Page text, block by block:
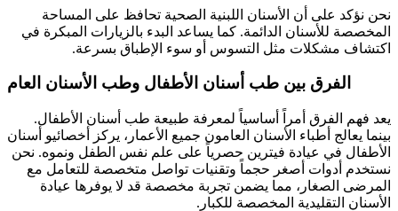
نحن نؤكد على أن الأسنان اللبنية الصحية تحافظ على المساحة
المخصصة للأسنان الدائمة. كما يساعد البدء بالزيارات المبكرة في
اكتشاف مشكلات مثل التسوس أو سوء الإطباق بسرعة.
الفرق بين طب أسنان الأطفال وطب الأسنان العام
يعد فهم الفرق أمراً أساسياً لمعرفة طبيعة طب أسنان الأطفال.
بينما يعالج أطباء الأسنان العامون جميع الأعمار، يركز أخصائيو أسنان
الأطفال في عيادة فيترين حصرياً على علم نفس الطفل ونموه. نحن
نستخدم أدوات أصغر حجماً وتقنيات تواصل متخصصة للتعامل مع
المرضى الصغار، مما يضمن تجربة مخصصة قد لا يوفرها عيادة
الأسنان التقليدية المخصصة للكبار.